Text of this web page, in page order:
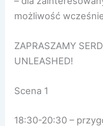
możliwość
ZAPRASZAMY
UNLEASHED!
Scena 1
18:30-20:30 –